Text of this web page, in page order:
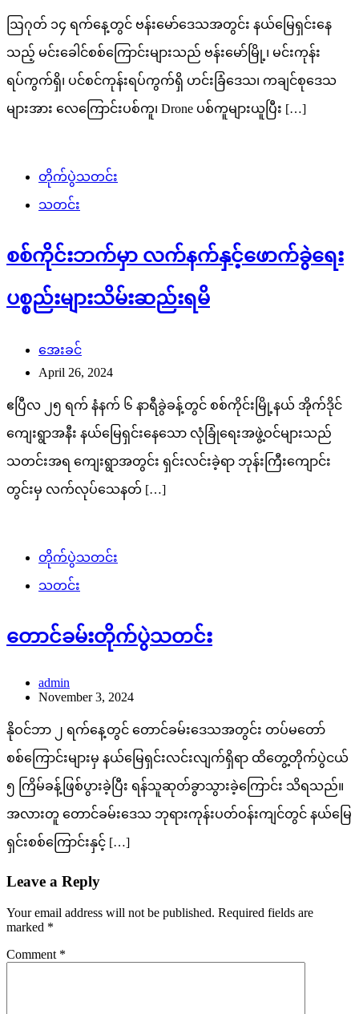
ဩဂုတ် ၁၄ ရက်နေ့တွင် ဗန်းမော်ဒေသအတွင်း နယ်မြေရှင်းနေ
သည့် မင်းခေါင်စစ်ကြောင်းများသည် ဗန်းမော်မြို့၊ မင်းကုန်း
ရပ်ကွက်ရှိ၊ ပင်စင်ကုန်းရပ်ကွက်ရှိ ဟင်းခြံဒေသ၊ ကချင်စုဒေသ
များအား လေကြောင်းပစ်ကူ၊ Drone ပစ်ကူများယူပြီး […]
တိုက်ပွဲသတင်း
သတင်း
စစ်ကိုင်းဘက်မှာ လက်နက်နှင့်ဖောက်ခွဲရေး
ပစ္စည်းများသိမ်းဆည်းရမိ
အေးခင်
April 26, 2024
ဧပြီလ ၂၅ ရက် နံနက် ၆ နာရီခွဲခန့်တွင် စစ်ကိုင်းမြို့နယ် အိုက်ဒိုင်
ကျေးရွာအနီး နယ်မြေရှင်းနေသော လုံခြုံရေးအဖွဲ့ဝင်များသည်
သတင်းအရ ကျေးရွာအတွင်း ရှင်းလင်းခဲ့ရာ ဘုန်းကြီးကျောင်း
တွင်းမှ လက်လုပ်သေနတ် […]
တိုက်ပွဲသတင်း
သတင်း
တောင်ခမ်းတိုက်ပွဲသတင်း
admin
November 3, 2024
နိုဝင်ဘာ ၂ ရက်နေ့တွင် တောင်ခမ်းဒေသအတွင်း တပ်မတော်
စစ်ကြောင်းများမှ နယ်မြေရှင်းလင်းလျက်ရှိရာ ထိတွေ့တိုက်ပွဲငယ်
၅ ကြိမ်ခန့်ဖြစ်ပွားခဲ့ပြီး ရန်သူဆုတ်ခွာသွားခဲ့ကြောင်း သိရသည်။
အလားတူ တောင်ခမ်းဒေသ ဘုရားကုန်းပတ်ဝန်းကျင်တွင် နယ်မြေ
ရှင်းစစ်ကြောင်းနှင့် […]
Leave a Reply
Your email address will not be published. Required fields are
marked *
Comment *